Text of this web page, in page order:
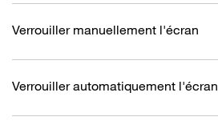
Verrouiller manuellement l'écran
Verrouiller automatiquement l'écran